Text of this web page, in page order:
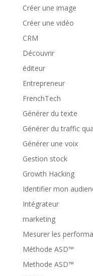
Créer une image
Créer une vidéo
CRM
Découvrir
éditeur
Entrepreneur
FrenchTech
Générer du texte
Générer du traffic
Générer une voix
Gestion stock
Growth Hacking
Identifier mon
Intégrateur
marketing
Mesurer les
Méthode ASD™
Methode ASD™